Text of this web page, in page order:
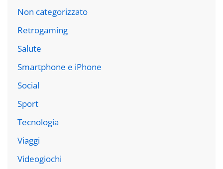
Non categorizzato
Retrogaming
Salute
Smartphone e iPhone
Social
Sport
Tecnologia
Viaggi
Videogiochi